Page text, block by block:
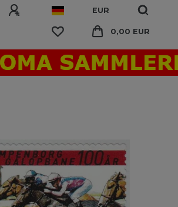
EUR
0,00 EUR